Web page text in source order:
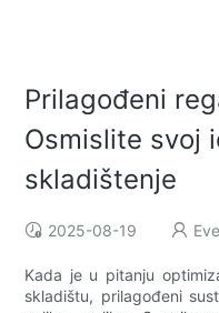
Prilagođeni
Osmislite svoj
skladištenje
2025-08-19
Kada je u pitanju
skladištu, prilagođeni